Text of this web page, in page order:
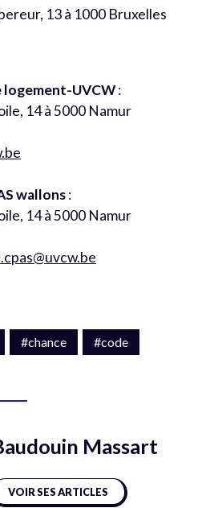
13 à 1000 Bruxelles
logement-UVCW:
14 à 5000 Namur
wallons:
14 à 5000 Namur
#chance #code
Massart
VOIR SES ARTICLES